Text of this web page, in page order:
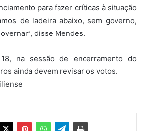
para fazer críticas à situação
de ladeira abaixo, sem governo,
disse Mendes.
na sessão de encerramento do
ainda devem revisar os votos.